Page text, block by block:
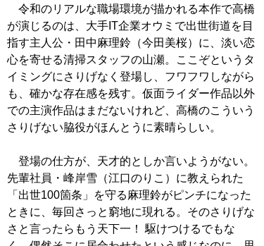
令和のリアルな職場環境が描かれる本作で高橋
が演じるのは、大手IT企業オウミで出世街道を目
指す主人公・田中麻理鈴（今田美桜）に、淡い恋
心を寄せる清掃スタッフの山瀬。ここぞというタ
イミングにさりげなく登場し、フワフワしながら
も、確かな存在感を残す。仮面ライダー作品以外
での主演作品はまだないけれど、高橋のこういう
さりげない脇役がほんとうに素晴らしい。
登場の仕方が、天才的としか言いようがない。
先輩社員・峰岸雪（江口のりこ）に教えられた
「出世100箇条」を守る麻理鈴がピンチになった
ときに、毎回さっと窮地に現れる。そのさりげな
さと言ったらもう天下一！ 駆けつけるでもな